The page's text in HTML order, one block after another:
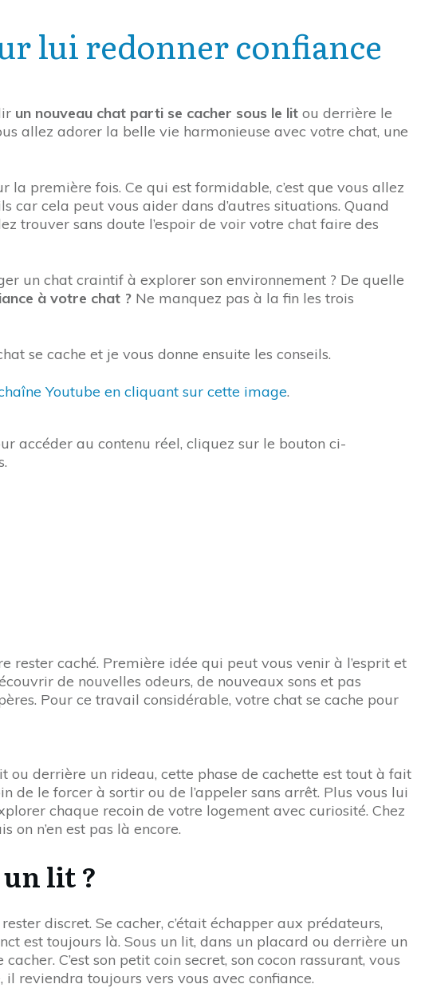
lui redonner confiance
un nouveau chat parti se cacher sous le lit ou derrière le
allez adorer la belle vie harmonieuse avec votre chat, une
la première fois. Ce qui est formidable, c’est que vous allez
car cela peut vous aider dans d’autres situations. Quand
trouver sans doute l’espoir de voir votre chat faire des
un chat craintif à explorer son environnement ? De quelle
à votre chat ? Ne manquez pas à la fin les trois
se cache et je vous donne ensuite les conseils.
Youtube en cliquant sur cette image.
accéder au contenu réel, cliquez sur le bouton ci-
rester caché. Première idée qui peut vous venir à l’esprit et
de nouvelles odeurs, de nouveaux sons et pas
Pour ce travail considérable, votre chat se cache pour
ou derrière un rideau, cette phase de cachette est tout à fait
de le forcer à sortir ou de l’appeler sans arrêt. Plus vous lui
chaque recoin de votre logement avec curiosité. Chez
on n’en est pas là encore.
lit ?
discret. Se cacher, c’était échapper aux prédateurs,
est toujours là. Sous un lit, dans un placard ou derrière un
C’est son petit coin secret, son cocon rassurant, vous
reviendra toujours vers vous avec confiance.